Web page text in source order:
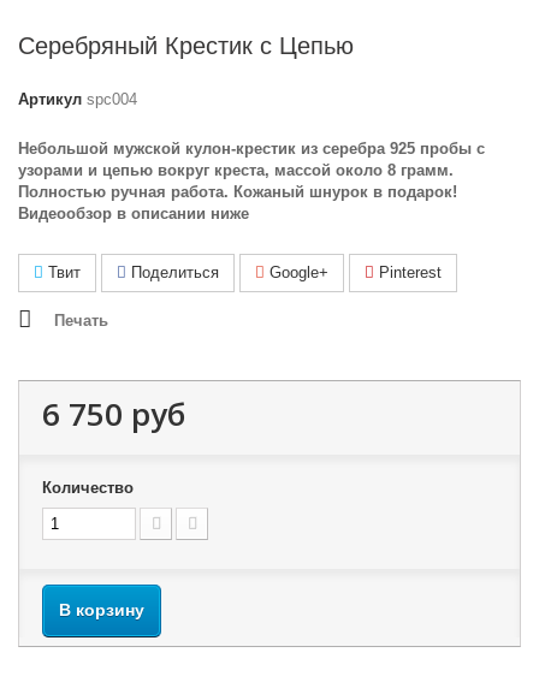
Серебряный Крестик с Цепью
Артикул spc004
Небольшой мужской кулон-крестик из серебра 925 пробы с
узорами и цепью вокруг креста, массой около 8 грамм.
Полностью ручная работа. Кожаный шнурок в подарок!
Видеообзор в описании ниже
Твит Поделиться Google+ Pinterest
Печать
6 750 руб
Количество
В корзину